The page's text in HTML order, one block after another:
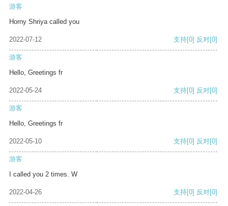
游客
Horny Shriya called you
2022-07-12 支持[0] 反对[0]
游客
Hello, Greetings fr
2022-05-24 支持[0] 反对[0]
游客
Hello, Greetings fr
2022-05-10 支持[0] 反对[0]
游客
I called you 2 times. W
2022-04-26 支持[0] 反对[0]